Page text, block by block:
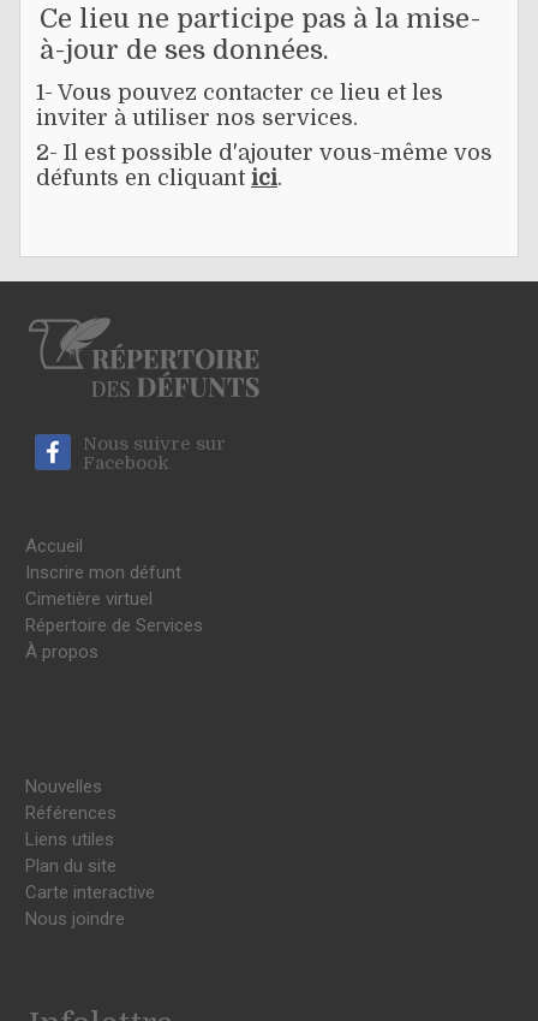
Ce lieu ne participe pas à la mise-
à-jour de ses données.
1- Vous pouvez contacter ce lieu et les
inviter à utiliser nos services.
2- Il est possible d'ajouter vous-même vos
défunts en cliquant ici.
Nous suivre sur
Facebook
Accueil
Inscrire mon défunt
Cimetière virtuel
Répertoire de Services
À propos
Nouvelles
Références
Liens utiles
Plan du site
Carte interactive
Nous joindre